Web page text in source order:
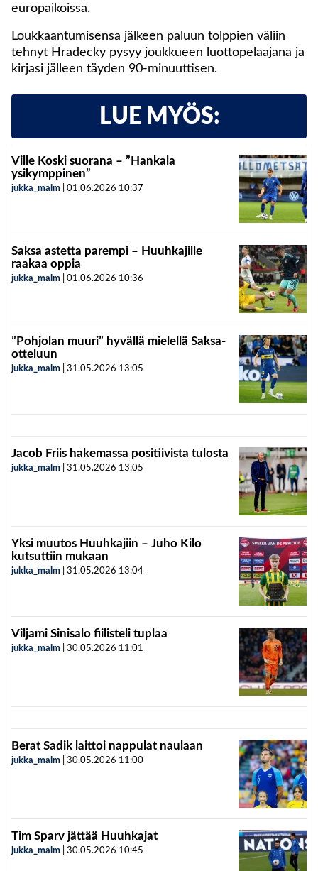
europaikoissa.
Loukkaantumisensa jälkeen paluun tolppien väliin
tehnyt Hradecky pysyy joukkueen luottopelaajana ja
kirjasi jälleen täyden 90-minuuttisen.
LUE MYÖS:
Ville Koski suorana – ”Hankala
ysikymppinen”
jukka_malm 01.06.2026 10:37
Saksa astetta parempi – Huuhkajille
raakaa oppia
jukka_malm 01.06.2026 10:36
”Pohjolan muuri” hyvällä mielellä Saksa-
otteluun
jukka_malm 31.05.2026 13:05
Jacob Friis hakemassa positiivista tulosta
jukka_malm 31.05.2026 13:05
Yksi muutos Huuhkajiin – Juho Kilo
kutsuttiin mukaan
jukka_malm 31.05.2026 13:04
Viljami Sinisalo fiilisteli tuplaa
jukka_malm 30.05.2026 11:01
Berat Sadik laittoi nappulat naulaan
jukka_malm 30.05.2026 11:00
Tim Sparv jättää Huuhkajat
jukka_malm 30.05.2026 10:45